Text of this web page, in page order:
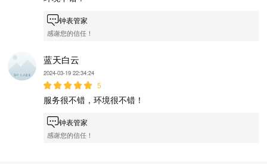
钟表管家
感谢您的信任！
蓝天白云
2024-03-19 22:34:24
5
服务很不错，环境很不错！
钟表管家
感谢您的信任！